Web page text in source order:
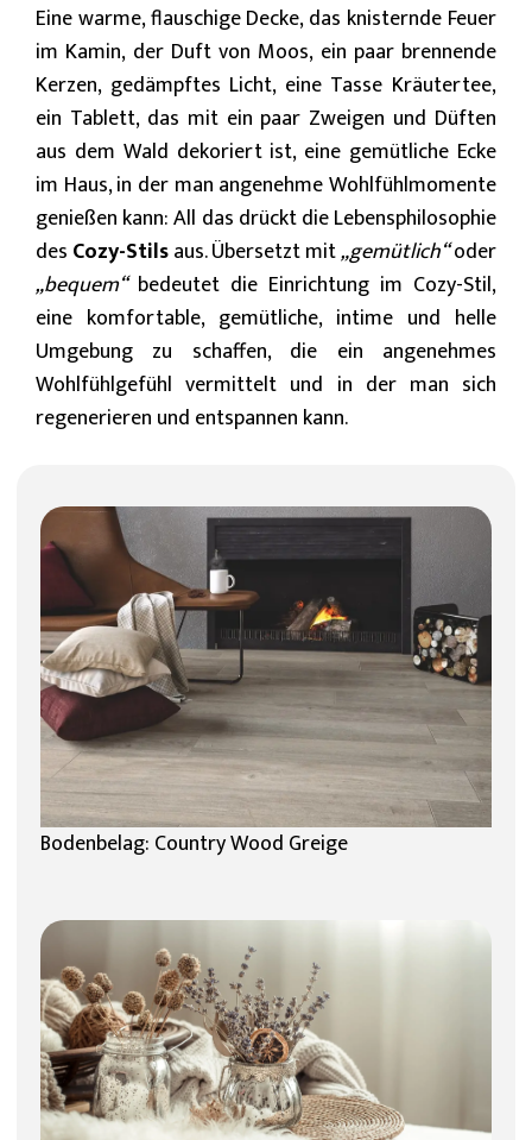
Eine warme, flauschige Decke, das knisternde Feuer
im Kamin, der Duft von Moos, ein paar brennende
Kerzen, gedämpftes Licht, eine Tasse Kräutertee,
ein Tablett, das mit ein paar Zweigen und Düften
aus dem Wald dekoriert ist, eine gemütliche Ecke
im Haus, in der man angenehme Wohlfühlmomente
genießen kann: All das drückt die Lebensphilosophie
des Cozy-Stilsaus. Übersetzt mit„gemütlich“oder
„bequem“bedeutet die Einrichtung im Cozy-Stil,
eine komfortable, gemütliche, intime und helle
Umgebung zu schaffen, die ein angenehmes
Wohlfühlgefühl vermittelt und in der man sich
regenerieren und entspannen kann.
Bodenbelag: Country Wood Greige